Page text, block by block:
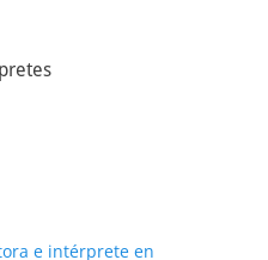
e intérprete en